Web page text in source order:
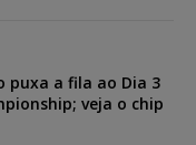
puxa a fila ao Dia 3
veja o chip